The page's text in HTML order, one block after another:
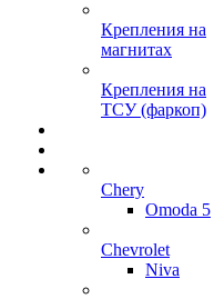
Крепления на
магнитах
Крепления на
ТСУ (фаркоп)
Chery
Omoda 5
Chevrolet
Niva